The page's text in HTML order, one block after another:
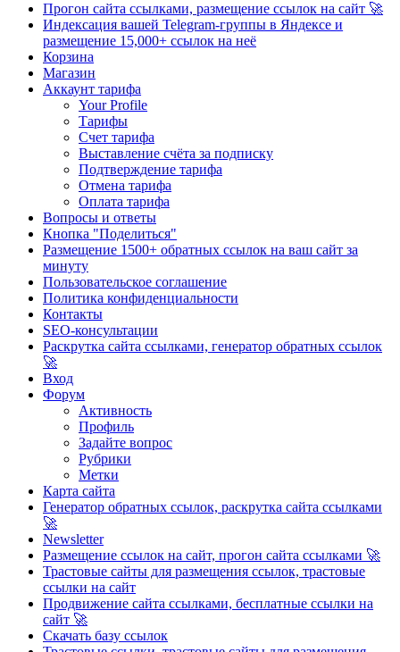
Прогон сайта ссылками, размещение ссылок на сайт 🚀
Индексация вашей Telegram-группы в Яндексе и
размещение 15,000+ ссылок на неё
Корзина
Магазин
Аккаунт тарифа
Your Profile
Тарифы
Счет тарифа
Выставление счёта за подписку
Подтверждение тарифа
Отмена тарифа
Оплата тарифа
Вопросы и ответы
Кнопка "Поделиться"
Размещение 1500+ обратных ссылок на ваш сайт за
минуту
Пользовательское соглашение
Политика конфиденциальности
Контакты
SEO-консультации
Раскрутка сайта ссылками, генератор обратных ссылок
🚀
Вход
Форум
Активность
Профиль
Задайте вопрос
Рубрики
Метки
Карта сайта
Генератор обратных ссылок, раскрутка сайта ссылками
🚀
Newsletter
Размещение ссылок на сайт, прогон сайта ссылками 🚀
Трастовые сайты для размещения ссылок, трастовые
ссылки на сайт
Продвижение сайта ссылками, бесплатные ссылки на
сайт 🚀
Скачать базу ссылок